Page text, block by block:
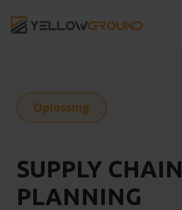
Oplossing
SUPPLY CHAIN
PLANNING